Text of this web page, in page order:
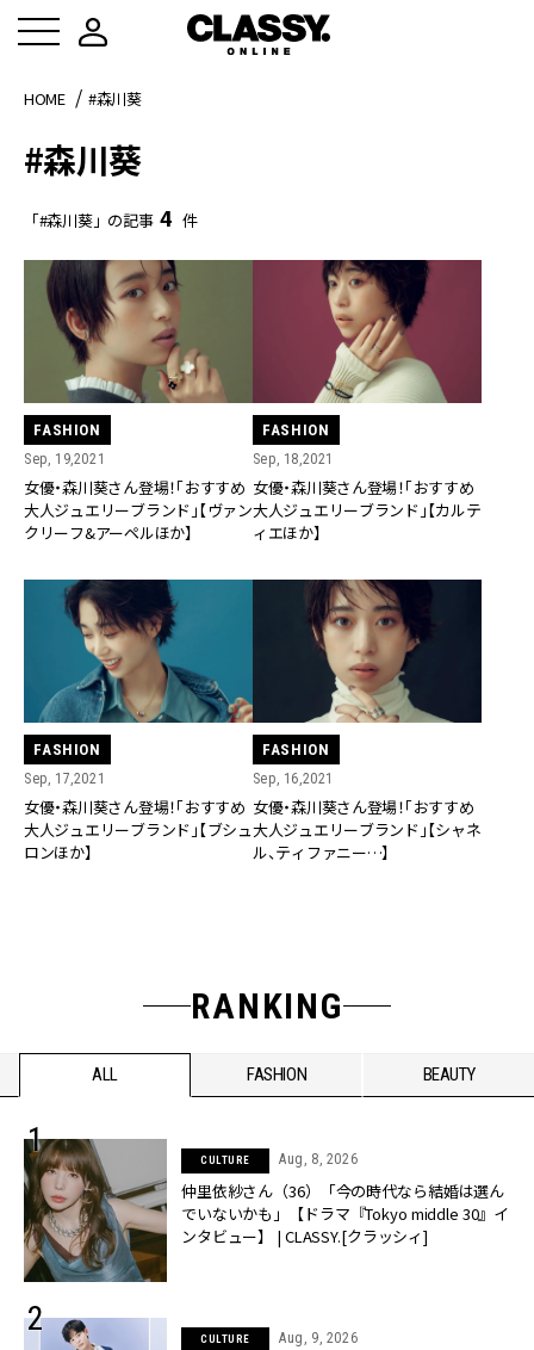
HOME #森川葵
#森川葵
「#森川葵」の記事 4 件
FASHION
Sep, 19,2021
女優・森川葵さん登場！「おすすめ
大人ジュエリーブランド」【ヴァン
クリーフ&アーペルほか】
FASHION
Sep, 18,2021
女優・森川葵さん登場！「おすすめ
大人ジュエリーブランド」【カルテ
ィエほか】
FASHION
Sep, 17,2021
女優・森川葵さん登場！「おすすめ
大人ジュエリーブランド」【ブシュ
ロンほか】
FASHION
Sep, 16,2021
女優・森川葵さん登場！「おすすめ
大人ジュエリーブランド」【シャネ
ル、ティファニー…】
RANKING
ALL FASHION BEAUTY
CULTURE Aug, 8, 2026
仲里依紗さん（36）「今の時代なら結婚は選ん
でいないかも」【ドラマ『Tokyo middle 30』イ
ンタビュー】 | CLASSY.[クラッシィ]
CULTURE Aug, 9, 2026